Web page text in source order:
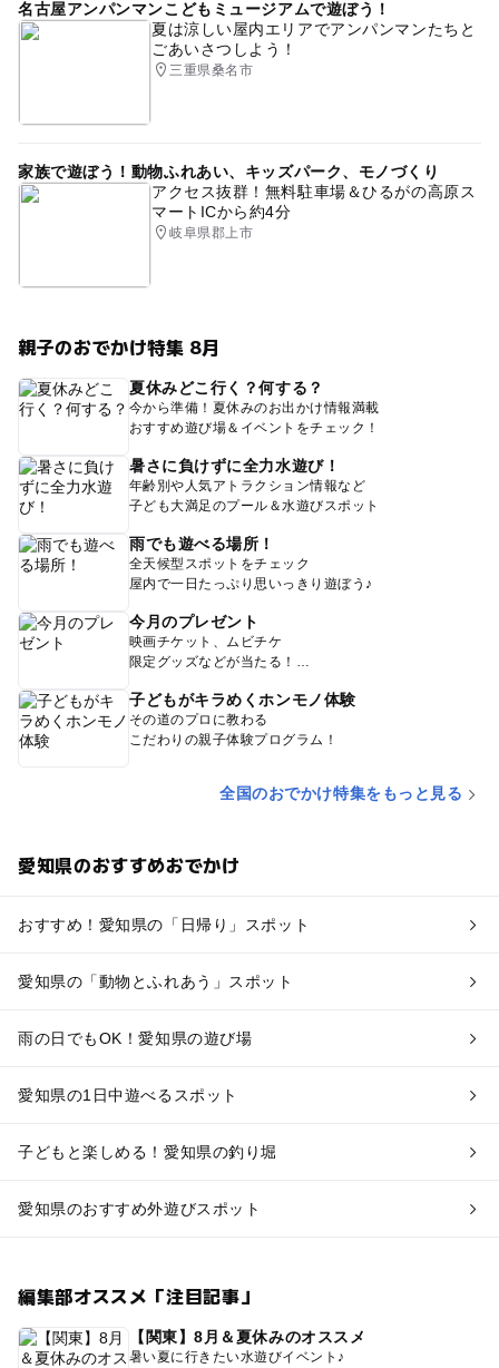
名古屋アンパンマンこどもミュージアムで遊ぼう！
夏は涼しい屋内エリアでアンパンマンたちと
ごあいさつしよう！
三重県桑名市
家族で遊ぼう！動物ふれあい、キッズパーク、モノづくり
アクセス抜群！無料駐車場＆ひるがの高原ス
マートICから約4分
岐阜県郡上市
親子のおでかけ特集 8月
夏休みどこ行く？何する？
今から準備！夏休みのお出かけ情報満載
おすすめ遊び場＆イベントをチェック！
暑さに負けずに全力水遊び！
年齢別や人気アトラクション情報など
子ども大満足のプール＆水遊びスポット
雨でも遊べる場所！
全天候型スポットをチェック
屋内で一日たっぷり思いっきり遊ぼう♪
今月のプレゼント
映画チケット、ムビチケ
限定グッズなどが当たる！
子どもがキラめくホンモノ体験
その道のプロに教わる
こだわりの親子体験プログラム！
全国のおでかけ特集をもっと見る
愛知県のおすすめおでかけ
おすすめ！愛知県の「日帰り」スポット
愛知県の「動物とふれあう」スポット
雨の日でもOK！愛知県の遊び場
愛知県の1日中遊べるスポット
子どもと楽しめる！愛知県の釣り堀
愛知県のおすすめ外遊びスポット
編集部オススメ「注目記事」
【関東】8月＆夏休みのオススメ
暑い夏に行きたい水遊びイベント♪